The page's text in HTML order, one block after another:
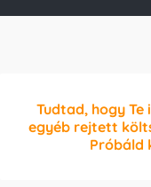
Tudtad, hogy
egyéb rejtett
Próbáld